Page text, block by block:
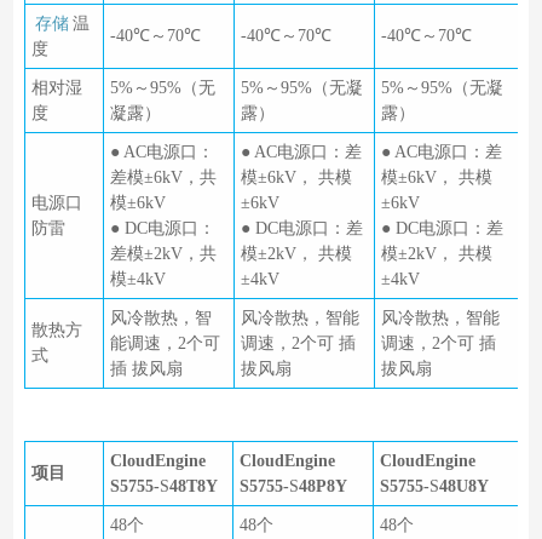
存储 温
度
-40℃～70℃ -40℃～70℃ -40℃～70℃
相对湿
度
5%～95%（无
凝露）
5%～95%（无凝
露）
5%～95%（无凝
露）
电源口
防雷
● AC电源口：
差模±6kV，共
模±6kV
● DC电源口：
差模±2kV，共
模±4kV
● AC电源口：差
模±6kV， 共模
±6kV
● DC电源口：差
模±2kV， 共模
±4kV
● AC电源口：差
模±6kV， 共模
±6kV
● DC电源口：差
模±2kV， 共模
±4kV
散热方
式
风冷散热，智
能调速，2个可
插 拔风扇
风冷散热，智能
调速，2个可 插
拔风扇
风冷散热，智能
调速，2个可 插
拔风扇
项目
CloudEngine
S5755-S48T8Y
CloudEngine
S5755-S48P8Y
CloudEngine
S5755-S48U8Y
48个
48个
48个